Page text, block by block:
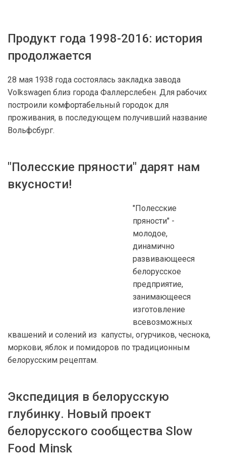
Продукт года 1998-2016: история
продолжается
28 мая 1938 года состоялась закладка завода
Volkswagen близ города Фаллерслебен. Для рабочих
построили комфортабельный городок для
проживания, в последующем получивший название
Вольфсбург.
"Полесские пряности" дарят нам
вкусности!
"Полесские
пряности" -
молодое,
динамично
развивающееся
белорусское
предприятие,
занимающееся
изготовление
всевозможных
квашений и солений из капусты, огурчиков, чеснока,
моркови, яблок и помидоров по традиционным
белорусским рецептам.
Экспедиция в белорусскую
глубинку. Новый проект
белорусского сообщества Slow
Food Minsk